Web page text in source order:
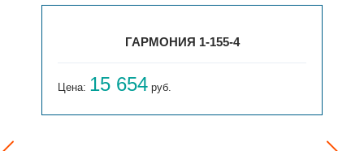
ГАРМОНИЯ 1-155-4
Цена: 15 654 руб.